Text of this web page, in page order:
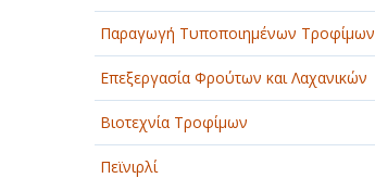
Παραγωγή Τυποποιημένων Τροφίμων
Επεξεργασία Φρούτων και Λαχανικών
Βιοτεχνία Τροφίμων
Πεϊνιρλί